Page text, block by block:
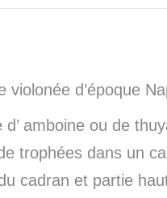
violonée d’époque
amboine ou de
trophées dans un
cadran et partie